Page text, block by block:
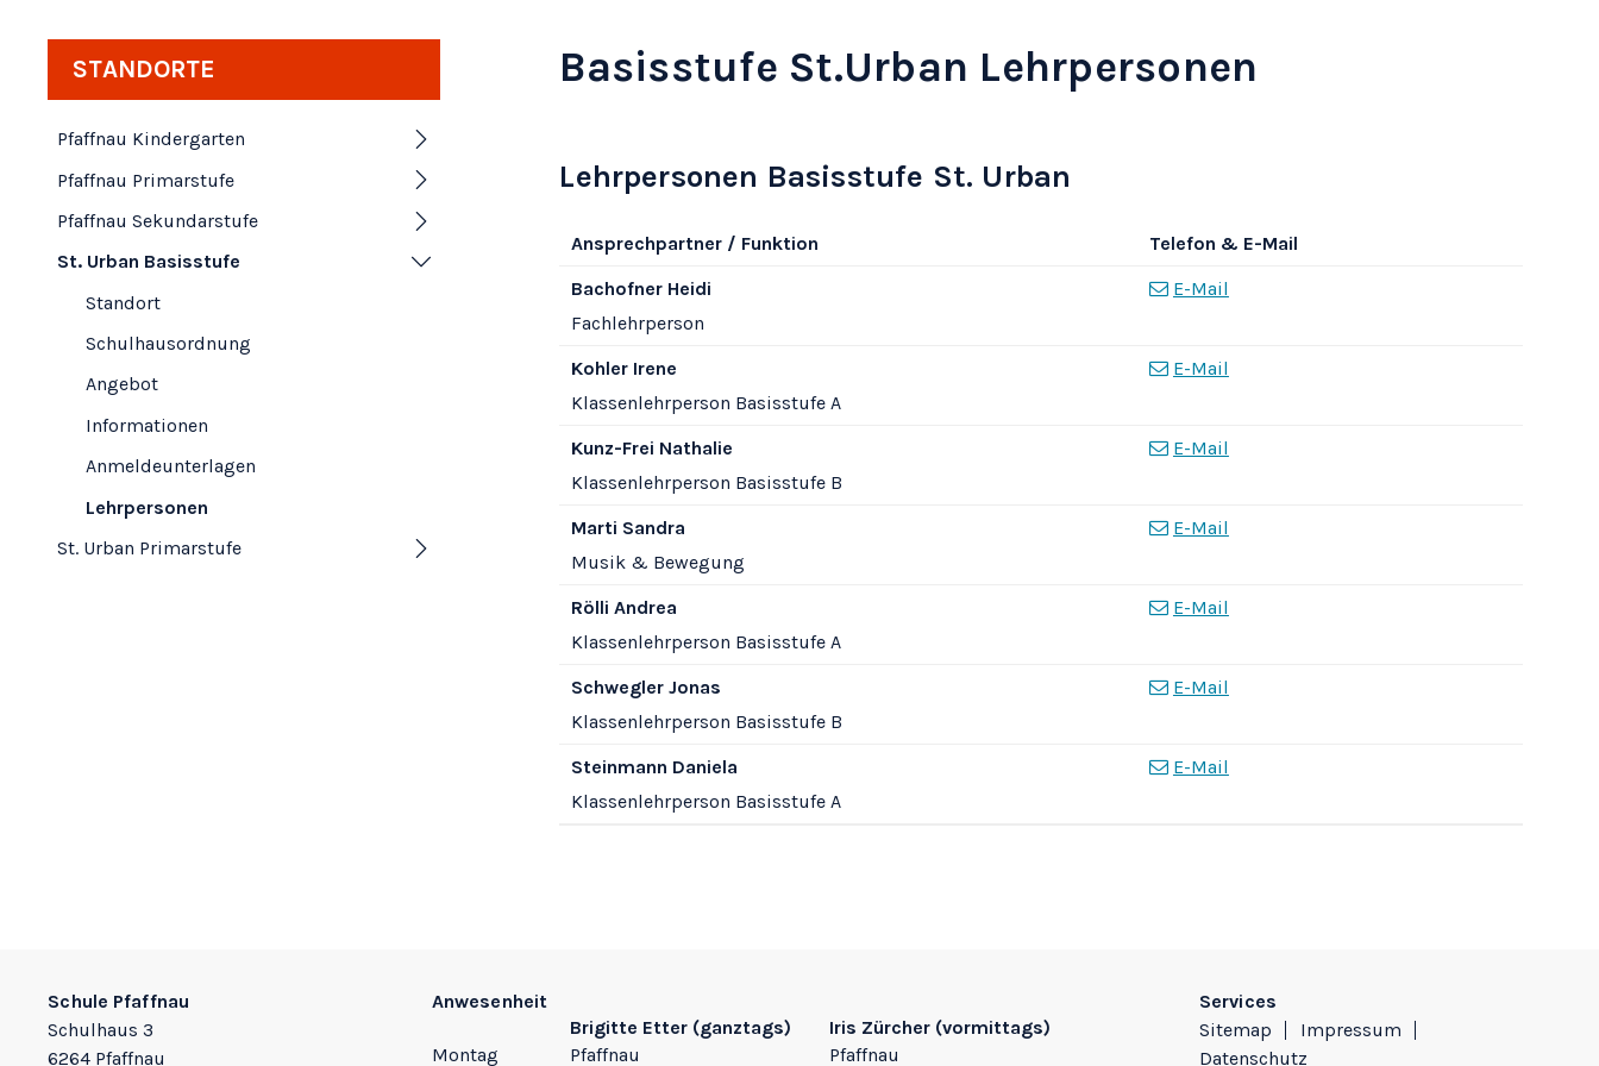
Subnavigation
STANDORTE
Pfaffnau Kindergarten
Pfaffnau Primarstufe
Pfaffnau Sekundarstufe
St. Urban Basisstufe
Standort
Schulhausordnung
Angebot
Informationen
Anmeldeunterlagen
Lehrpersonen
St. Urban Primarstufe
Basisstufe St.Urban Lehrpersonen
Lehrpersonen Basisstufe St. Urban
Ansprechpartner / Funktion Telefon & E-Mail
BachofnerHeidiFunktion
Fachlehrperson
E-Mail
KohlerIreneFunktion
Klassenlehrperson Basisstufe A
E-Mail
Kunz-Frei NathalieFunktion
Klassenlehrperson Basisstufe B
E-Mail
Marti SandraFunktion
Musik & Bewegung
E-Mail
Rölli AndreaFunktion
Klassenlehrperson Basisstufe A
E-Mail
SchweglerJonasFunktion
Klassenlehrperson Basisstufe B
E-Mail
Steinmann DanielaFunktion
Klassenlehrperson Basisstufe A
E-Mail
Schule Pfaffnau
Schulhaus 3
6264 Pfaffnau
Anwesenheit
Brigitte Etter(ganztags) Iris Zürcher(vormittags)
Montag
Pfaffnau Pfaffnau
Services
Sitemap
Impressum
Datenschutz